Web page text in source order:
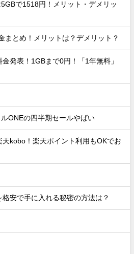
で1518円！メリット・デメリッ
まとめ！メリットは？デメリット？
金発表！1GBまで0円！「1年無料」
ONEの四半期セールやばい
kobo！楽天ポイント利用もOKでお
安で手に入れる秘密の方法は？